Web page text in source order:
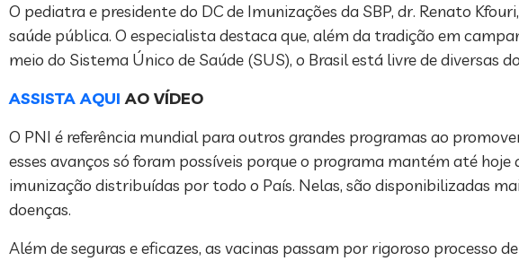
O pediatra e presidente do DC de Imunizações da SBP, dr. Renato
saúde pública. O especialista destaca que, além da tradição em
meio do Sistema Único de Saúde (SUS), o Brasil está livre de diversas
ASSISTA AQUIAO VÍDEO
O PNI é referência mundial para outros grandes programas ao
esses avanços só foram possíveis porque o programa mantém até
imunização distribuídas por todo o País. Nelas, são disponibilizadas
doenças.
Além de seguras e eficazes, as vacinas passam por rigoroso processo